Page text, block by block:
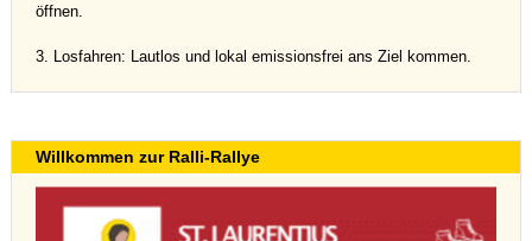
öffnen.
3. Losfahren: Lautlos und lokal emissionsfrei ans Ziel kommen.
Willkommen zur Ralli-Rallye